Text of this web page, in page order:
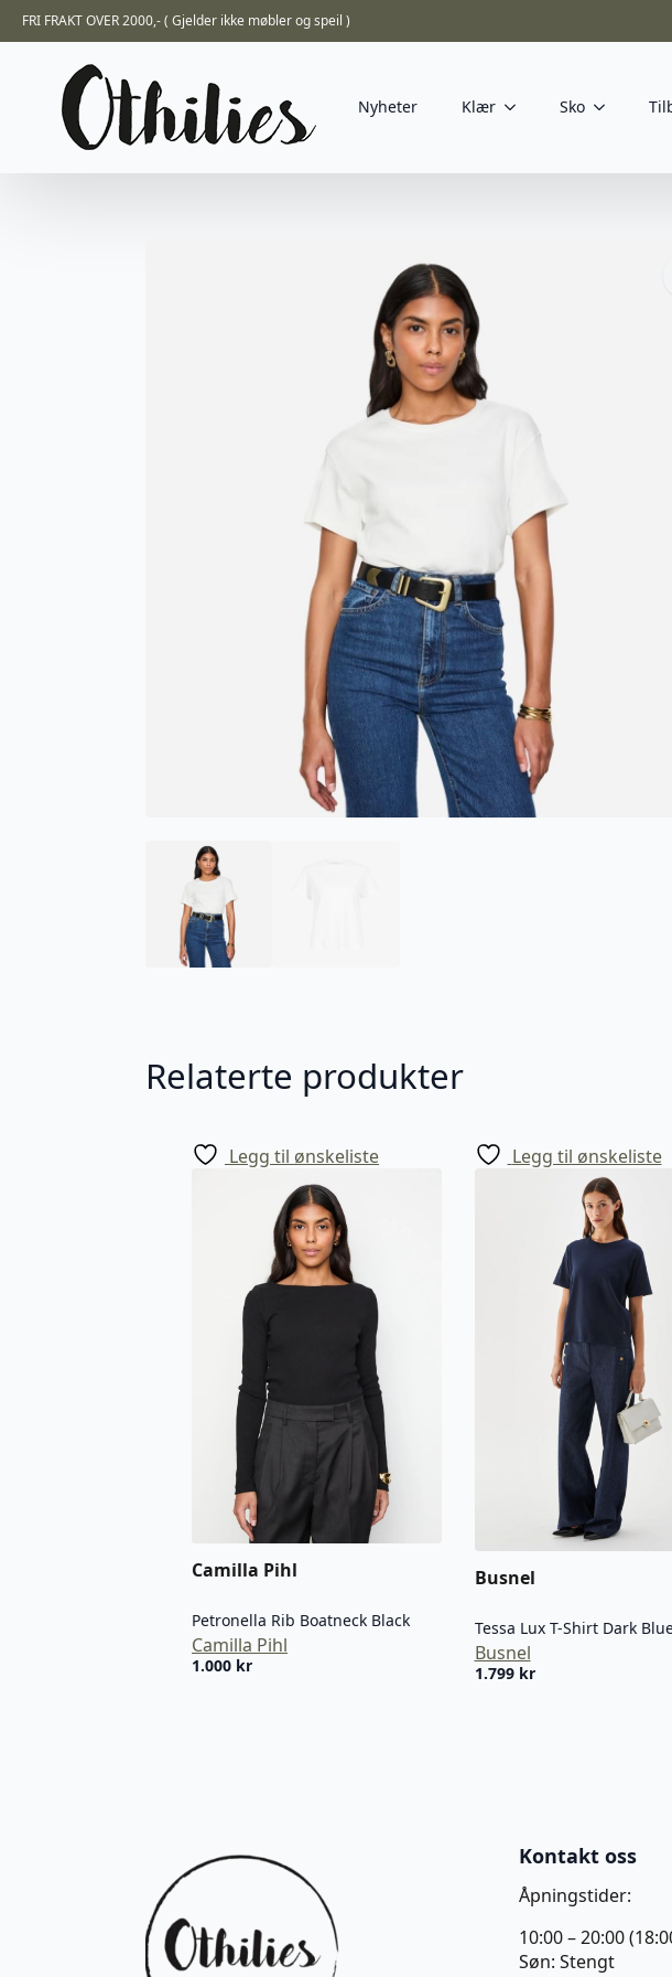
FRI FRAKT OVER 2000,- ( Gjelder ikke møbler og speil )
Nyheter Klær Sko
Relaterte produkter
Legg til ønskeliste
Camilla Pihl
Petronella Rib Boatneck Black
Camilla Pihl
1.000 kr
Legg til ønskeliste
Busnel
Tessa Lux T-Shirt Dark
Busnel
1.799 kr
Kontakt oss
Åpningstider:
10:00 – 20:00
Søn: Stengt